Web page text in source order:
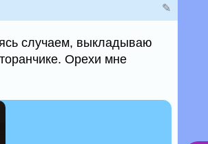
✎
случаем, выкладываю
Орехи мне